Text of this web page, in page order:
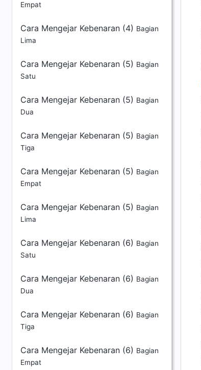
Empat
Cara Mengejar Kebenaran (4) Bagian
Lima
Cara Mengejar Kebenaran (5) Bagian
Satu
Cara Mengejar Kebenaran (5) Bagian
Dua
Cara Mengejar Kebenaran (5) Bagian
Tiga
Cara Mengejar Kebenaran (5) Bagian
Empat
Cara Mengejar Kebenaran (5) Bagian
Lima
Cara Mengejar Kebenaran (6) Bagian
Satu
Cara Mengejar Kebenaran (6) Bagian
Dua
Cara Mengejar Kebenaran (6) Bagian
Tiga
Cara Mengejar Kebenaran (6) Bagian
Empat